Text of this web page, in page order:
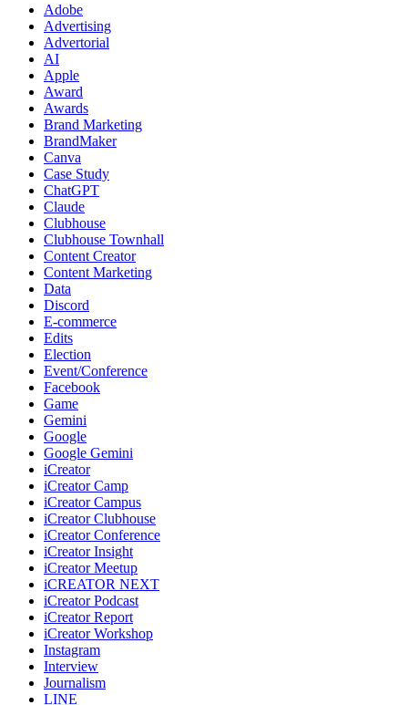
Adobe
Advertising
Advertorial
AI
Apple
Award
Awards
Brand Marketing
BrandMaker
Canva
Case Study
ChatGPT
Claude
Clubhouse
Clubhouse Townhall
Content Creator
Content Marketing
Data
Discord
E-commerce
Edits
Election
Event/Conference
Facebook
Game
Gemini
Google
Google Gemini
iCreator
iCreator Camp
iCreator Campus
iCreator Clubhouse
iCreator Conference
iCreator Insight
iCreator Meetup
iCREATOR NEXT
iCreator Podcast
iCreator Report
iCreator Workshop
Instagram
Interview
Journalism
LINE